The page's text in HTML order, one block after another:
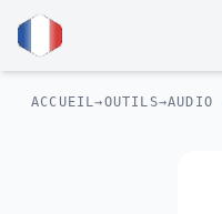
ACCUEIL→OUTILS→AUDIO